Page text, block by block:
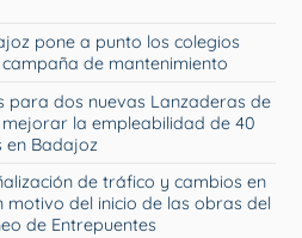
pone a punto los colegios
de mantenimiento
para dos nuevas Lanzaderas de
la empleabilidad de 40
en Badajoz
de tráfico y cambios en
del inicio de las obras del
de Entrepuentes